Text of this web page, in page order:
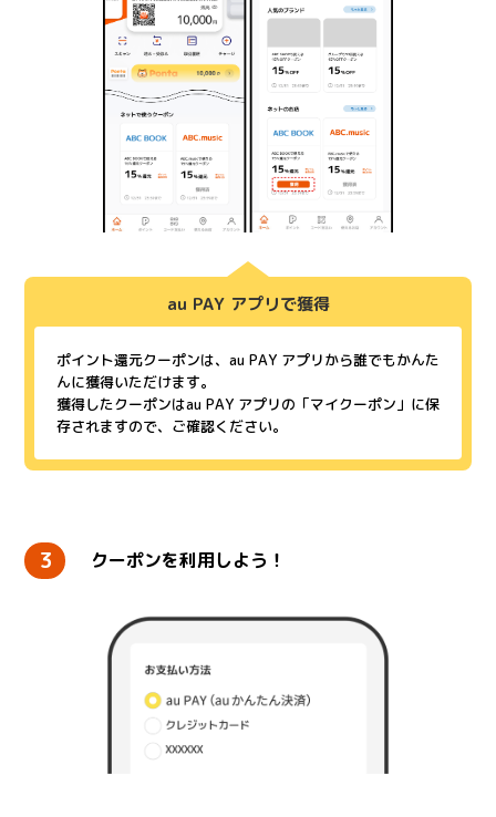
au PAY アプリで獲得
ポイント還元クーポンは、au PAY アプリから誰でもかんた
んに獲得いただけます。
獲得したクーポンはau PAY アプリの「マイクーポン」に保
存されますので、ご確認ください。
3 クーポンを利用しよう！